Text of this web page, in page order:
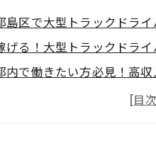
島区で大型トラックドラ
げる！大型トラックドラ
内で働きたい方必見！高
ドライバー経験不問！都島